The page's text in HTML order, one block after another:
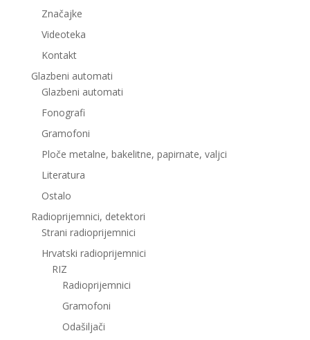
Značajke
Videoteka
Kontakt
Glazbeni automati
Glazbeni automati
Fonografi
Gramofoni
Ploče metalne, bakelitne, papirnate, valjci
Literatura
Ostalo
Radioprijemnici, detektori
Strani radioprijemnici
Hrvatski radioprijemnici
RIZ
Radioprijemnici
Gramofoni
Odašiljači